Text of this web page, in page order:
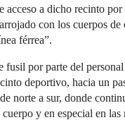
a dicho recinto
con los cuerpos de
férrea”.
fusil por parte del
deportivo, hacia un
norte a sur, donde
y en especial en las